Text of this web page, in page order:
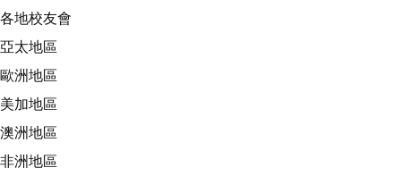
各地校友會
亞太地區
歐洲地區
美加地區
澳洲地區
非洲地區